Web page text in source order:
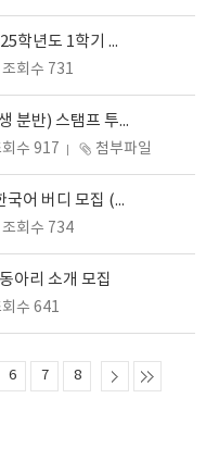
[마감][글로벌교양학부](대학원생) 2025학년도 1학기 한국어 글쓰기 클리닉 튜터 모집 안내 (~3/12(수) 14시까지)
조회수 731
[글로벌교양학부] 아주인(외국인 유학생 분반) 스탬프 투어 안내
수 917 첨부파일
[글로벌교양학부] 2025학년도 1학기 한국어 버디 모집 (~2/16(일) 20시까지)
조회수 734
아리 소개 모집
수 641
6 7 8